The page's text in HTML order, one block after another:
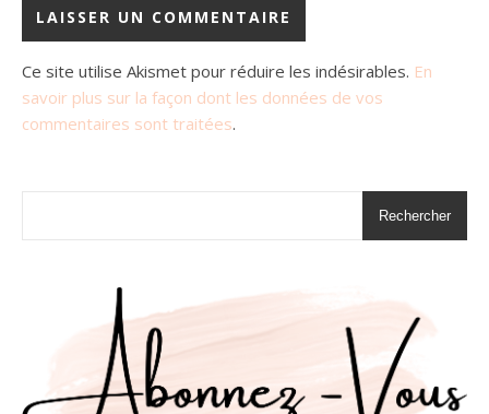
Ce site utilise Akismet pour réduire les indésirables. En
savoir plus sur la façon dont les données de vos
commentaires sont traitées.
Rechercher